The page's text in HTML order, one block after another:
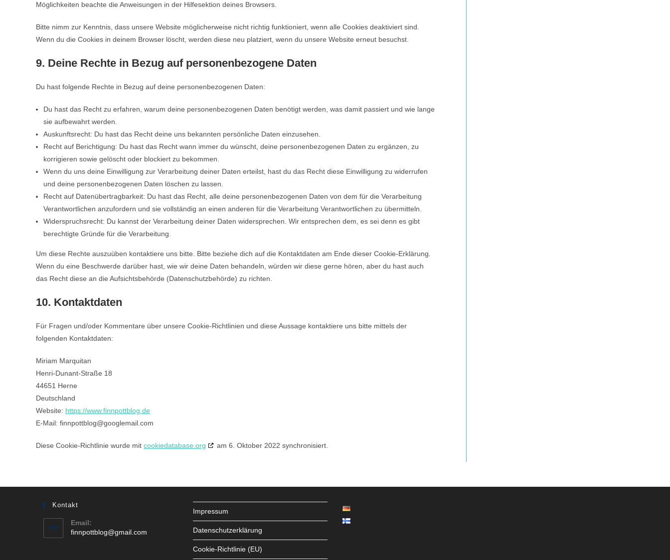
Möglichkeiten beachte die Anweisungen in der Hilfesektion deines Browsers.
Bitte nimm zur Kenntnis, dass unsere Website möglicherweise nicht richtig funktioniert, wenn alle Cookies deaktiviert sind.
Wenn du die Cookies in deinem Browser löscht, werden diese neu platziert, wenn du unsere Website erneut besuchst.
9. Deine Rechte in Bezug auf personenbezogene Daten
Du hast folgende Rechte in Bezug auf deine personenbezogenen Daten:
Du hast das Recht zu erfahren, warum deine personenbezogenen Daten benötigt werden, was damit passiert und wie lange
sie aufbewahrt werden.
Auskunftsrecht: Du hast das Recht deine uns bekannten persönliche Daten einzusehen.
Recht auf Berichtigung: Du hast das Recht wann immer du wünscht, deine personenbezogenen Daten zu ergänzen, zu
korrigieren sowie gelöscht oder blockiert zu bekommen.
Wenn du uns deine Einwilligung zur Verarbeitung deiner Daten erteilst, hast du das Recht diese Einwilligung zu widerrufen
und deine personenbezogenen Daten löschen zu lassen.
Recht auf Datenübertragbarkeit: Du hast das Recht, alle deine personenbezogenen Daten von dem für die Verarbeitung
Verantwortlichen anzufordern und sie vollständig an einen anderen für die Verarbeitung Verantwortlichen zu übermitteln.
Widerspruchsrecht: Du kannst der Verarbeitung deiner Daten widersprechen. Wir entsprechen dem, es sei denn es gibt
berechtigte Gründe für die Verarbeitung.
Um diese Rechte auszuüben kontaktiere uns bitte. Bitte beziehe dich auf die Kontaktdaten am Ende dieser Cookie-Erklärung.
Wenn du eine Beschwerde darüber hast, wie wir deine Daten behandeln, würden wir diese gerne hören, aber du hast auch
das Recht diese an die Aufsichtsbehörde (Datenschutzbehörde) zu richten.
10. Kontaktdaten
Für Fragen und/oder Kommentare über unsere Cookie-Richtlinien und diese Aussage kontaktiere uns bitte mittels der
folgenden Kontaktdaten:
Miriam Marquitan
Henri-Dunant-Straße 18
44651 Herne
Deutschland
Website: https://www.finnpottblog.de
E-Mail: finnpottblog@googlemail.com
Diese Cookie-Richtlinie wurde mit cookiedatabase.org am 6. Oktober 2022 synchronisiert.
Kontakt
Email:
finnpottblog@gmail.com
Impressum
Datenschutzerklärung
Cookie-Richtlinie (EU)